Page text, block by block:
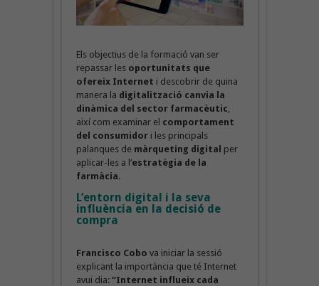
Els objectius de la formació van ser
repassar les oportunitats que
ofereix Internet i descobrir de quina
manera la digitalització canvia la
dinàmica del sector farmacèutic
així com examinar el comportament
del consumidori les principals
palanques de màrqueting digital per
aplicar-les a l’estratègia de la
farmàcia.
L’entorn digital i la seva
influència en la decisió de
compra
Francisco Cobo va iniciar la sessió
explicant la importància que té Internet
avui dia: “Internet influeix cada